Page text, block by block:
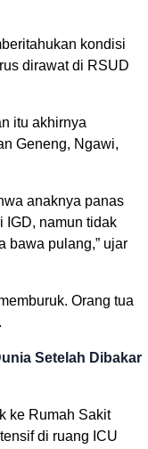
kondisi
dirawat di RSUD
itu akhirnya
Geneng, Ngawi,
anaknya panas
IGD, namun tidak
bawa pulang,” ujar
Orang tua
Setelah Dibakar
ke Rumah Sakit
di ruang ICU